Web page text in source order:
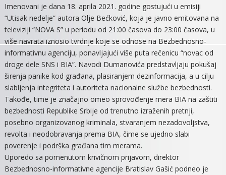
Imenovani je dana 18. aprila 2021. godine gostujući u emisiji
“Utisak nedelje” autora Olje Bećković, koja je javno emitovana na
televiziji “NOVA S” u periodu od 21:00 časova do 23:00 časova, u
više navrata iznosio tvrdnje koje se odnose na Bezbednosno-
informativnu agenciju, ponavljajući više puta rečenicu “novac od
droge dele SNS i BIA”. Navodi Dumanovića predstavljaju pokušaj
širenja panike kod građana, plasiranjem dezinformacija, a u cilju
slabljenja integriteta i autoriteta nacionalne službe bezbednosti.
Takođe, time je značajno omeo sprovođenje mera BIA na zaštiti
bezbednosti Republike Srbije od trenutno izraženih pretnji,
posebno organizovanog kriminala, stvaranjem nezadovoljstva,
revolta i neodobravanja prema BIA, čime se ujedno slabi
poverenje i podrška građana tim merama.
Uporedo sa pomenutom krivičnom prijavom, direktor
Bezbednosno-informativne agencije Bratislav Gašić podneo je